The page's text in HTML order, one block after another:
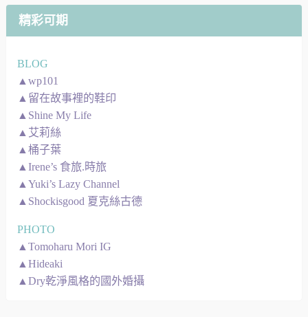
精彩可期
BLOG
▲wp101
▲留在故事裡的鞋印
▲Shine My Life
▲艾莉絲
▲桶子葉
▲Irene’s 食旅.時旅
▲Yuki’s Lazy Channel
▲Shockisgood 夏克絲古德
PHOTO
▲Tomoharu Mori IG
▲Hideaki
▲Dry乾淨風格的國外婚攝